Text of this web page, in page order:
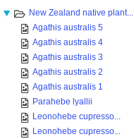
New Zealand native plant...
Agathis australis 5
Agathis australis 4
Agathis australis 3
Agathis australis 2
Agathis australis 1
Parahebe lyallii
Leonohebe cupresso...
Leonohebe cupresso...